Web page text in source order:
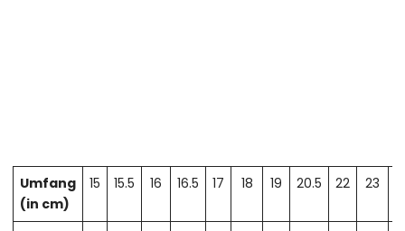
Umfang
(in cm)
15 15.5 16 16.5 17 18 19 20.5 22 23